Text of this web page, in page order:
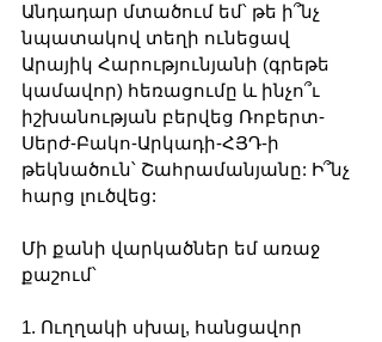
Անդադար մտածում եմ՝ թե ի՞նչ
նպատակով տեղի ունեցավ
Արայիկ Հարությունյանի (գրեթե
կամավոր) հեռացումը և ինչո՞ւ
իշխանության բերվեց Ռոբերտ-
Սերժ-Բակո-Արկադի-ՀՅԴ-ի
թեկնածուն՝ Շահրամանյանը: Ի՞նչ
հարց լուծվեց:
Մի քանի վարկածներ եմ առաջ
քաշում՝
1. Ուղղակի սխալ, հանցավոր